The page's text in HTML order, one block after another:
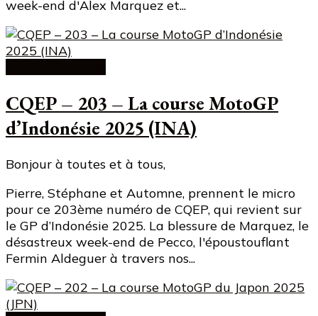
week-end d'Alex Marquez et...
CQEP – 203 – La course MotoGP
d’Indonésie 2025 (INA)
Bonjour à toutes et à tous,
Pierre, Stéphane et Automne, prennent le micro
pour ce 203ème numéro de CQEP, qui revient sur
le GP d’Indonésie 2025. La blessure de Marquez, le
désastreux week-end de Pecco, l'époustouflant
Fermin Aldeguer à travers nos...